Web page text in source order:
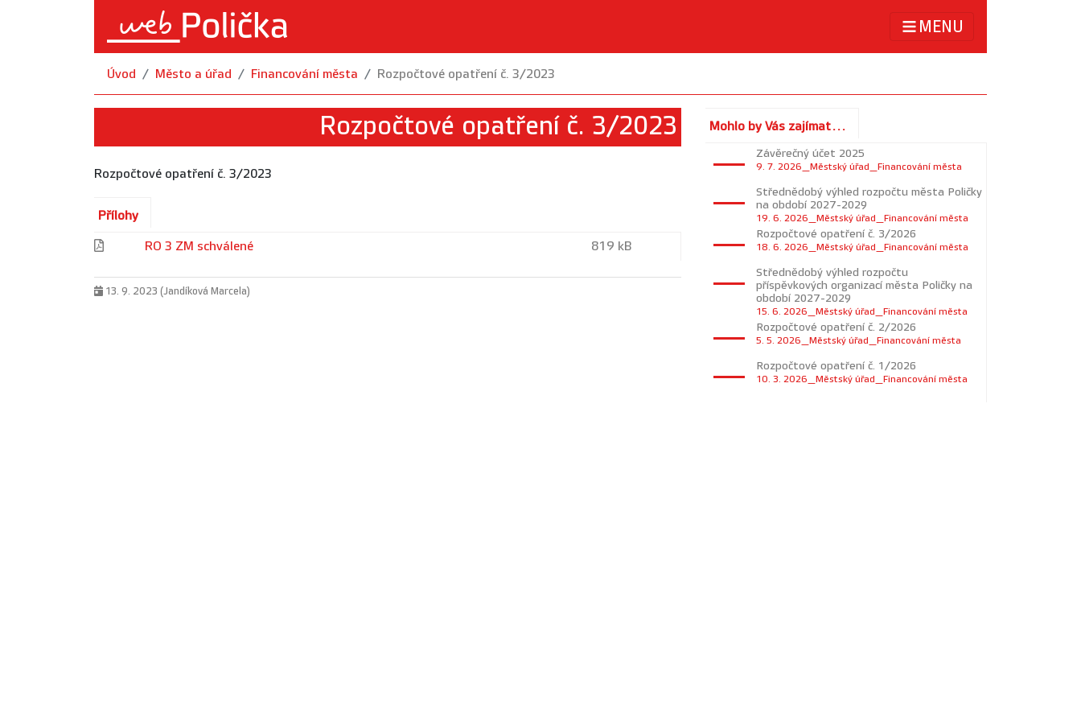
MENU
Úvod Město a úřad Financování města Rozpočtové opatření č. 3/2023
Rozpočtové opatření č. 3/2023
Rozpočtové opatření č. 3/2023
Přílohy
RO 3 ZM schválené
819 kB
13. 9. 2023 (Jandíková Marcela)
Mohlo by Vás zajímat...
Závěrečný účet 2025
9. 7. 2026_Městský úřad_Financování města
Střednědobý výhled rozpočtu města Poličky
na období 2027-2029
19. 6. 2026_Městský úřad_Financování města
Rozpočtové opatření č. 3/2026
18. 6. 2026_Městský úřad_Financování města
Střednědobý výhled rozpočtu
příspěvkových organizací města Poličky na
období 2027-2029
15. 6. 2026_Městský úřad_Financování města
Rozpočtové opatření č. 2/2026
5. 5. 2026_Městský úřad_Financování města
Rozpočtové opatření č. 1/2026
10. 3. 2026_Městský úřad_Financování města